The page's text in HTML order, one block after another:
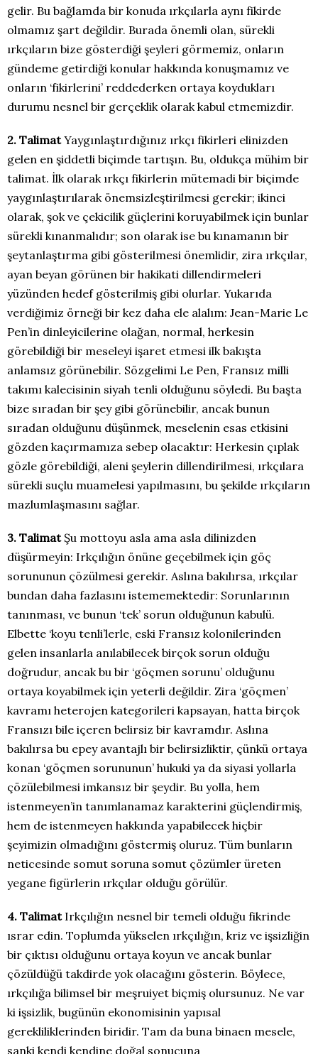
gelir. Bu bağlamda bir konuda ırkçılarla aynı fikirde
olmamız şart değildir. Burada önemli olan, sürekli
ırkçıların bize gösterdiği şeyleri görmemiz, onların
gündeme getirdiği konular hakkında konuşmamız ve
onların ‘fikirlerini’ reddederken ortaya koydukları
durumu nesnel bir gerçeklik olarak kabul etmemizdir.
2. TalimatYaygınlaştırdığınız ırkçı fikirleri elinizden
gelen en şiddetli biçimde tartışın. Bu, oldukça mühim bir
talimat. İlk olarak ırkçı fikirlerin mütemadi bir biçimde
yaygınlaştırılarak önemsizleştirilmesi gerekir; ikinci
olarak, şok ve çekicilik güçlerini koruyabilmek için bunlar
sürekli kınanmalıdır; son olarak ise bu kınamanın bir
şeytanlaştırma gibi gösterilmesi önemlidir, zira ırkçılar,
ayan beyan görünen bir hakikati dillendirmeleri
yüzünden hedef gösterilmiş gibi olurlar. Yukarıda
verdiğimiz örneği bir kez daha ele alalım: Jean-Marie Le
Pen’in dinleyicilerine olağan, normal, herkesin
görebildiği bir meseleyi işaret etmesi ilk bakışta
anlamsız görünebilir. Sözgelimi Le Pen, Fransız milli
takımı kalecisinin siyah tenli olduğunu söyledi. Bu başta
bize sıradan bir şey gibi görünebilir, ancak bunun
sıradan olduğunu düşünmek, meselenin esas etkisini
gözden kaçırmamıza sebep olacaktır: Herkesin çıplak
gözle görebildiği, aleni şeylerin dillendirilmesi, ırkçılara
sürekli suçlu muamelesi yapılmasını, bu şekilde ırkçıların
mazlumlaşmasını sağlar.
3. Talimat Şu mottoyu asla ama asla dilinizden
düşürmeyin: Irkçılığın önüne geçebilmek için göç
sorununun çözülmesi gerekir. Aslına bakılırsa, ırkçılar
bundan daha fazlasını istememektedir: Sorunlarının
tanınması, ve bunun ‘tek’ sorun olduğunun kabulü.
Elbette ‘koyu tenli’lerle, eski Fransız kolonilerinden
gelen insanlarla anılabilecek birçok sorun olduğu
doğrudur, ancak bu bir ‘göçmen sorunu’ olduğunu
ortaya koyabilmek için yeterli değildir. Zira ‘göçmen’
kavramı heterojen kategorileri kapsayan, hatta birçok
Fransızı bile içeren belirsiz bir kavramdır. Aslına
bakılırsa bu epey avantajlı bir belirsizliktir, çünkü ortaya
konan ‘göçmen sorununun’ hukuki ya da siyasi yollarla
çözülebilmesi imkansız bir şeydir. Bu yolla, hem
istenmeyen’in tanımlanamaz karakterini güçlendirmiş,
hem de istenmeyen hakkında yapabilecek hiçbir
şeyimizin olmadığını göstermiş oluruz. Tüm bunların
neticesinde somut soruna somut çözümler üreten
yegane figürlerin ırkçılar olduğu görülür.
4. TalimatIrkçılığın nesnel bir temeli olduğu fikrinde
ısrar edin. Toplumda yükselen ırkçılığın, kriz ve işsizliğin
bir çıktısı olduğunu ortaya koyun ve ancak bunlar
çözüldüğü takdirde yok olacağını gösterin. Böylece,
ırkçılığa bilimsel bir meşruiyet biçmiş olursunuz. Ne var
ki işsizlik, bugünün ekonomisinin yapısal
gerekliliklerinden biridir. Tam da buna binaen mesele,
sanki kendi kendine doğal sonucuna